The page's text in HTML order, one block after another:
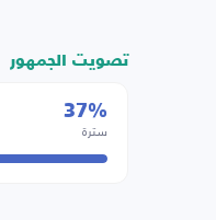
تصويت الجمهور
37%
سترة